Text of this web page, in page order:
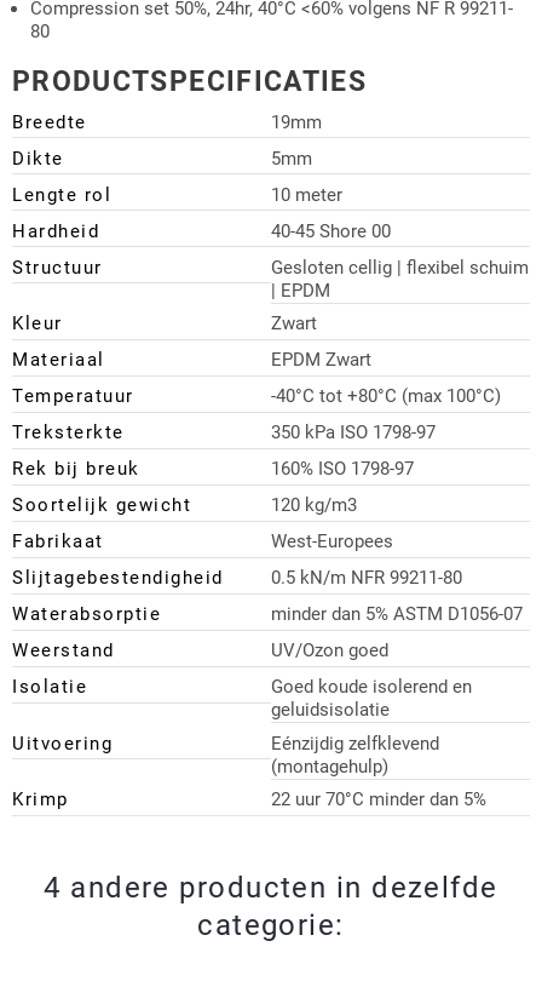
Compression set 50%, 24hr, 40°C <60% volgens NF R 99211-
80
PRODUCTSPECIFICATIES
Breedte
19mm
Dikte
5mm
Lengte rol
10 meter
Hardheid
40-45 Shore 00
Structuur
Gesloten cellig | flexibel schuim
| EPDM
Kleur
Zwart
Materiaal
EPDM Zwart
Temperatuur
-40°C tot +80°C (max 100°C)
Treksterkte
350 kPa ISO 1798-97
Rek bij breuk
160% ISO 1798-97
Soortelijk gewicht
120 kg/m3
Fabrikaat
West-Europees
Slijtagebestendigheid
0.5 kN/m NFR 99211-80
Waterabsorptie
minder dan 5% ASTM D1056-07
Weerstand
UV/Ozon goed
Isolatie
Goed koude isolerend en
geluidsisolatie
Uitvoering
Eénzijdig zelfklevend
(montagehulp)
Krimp
22 uur 70°C minder dan 5%
4 andere producten in dezelfde
categorie: